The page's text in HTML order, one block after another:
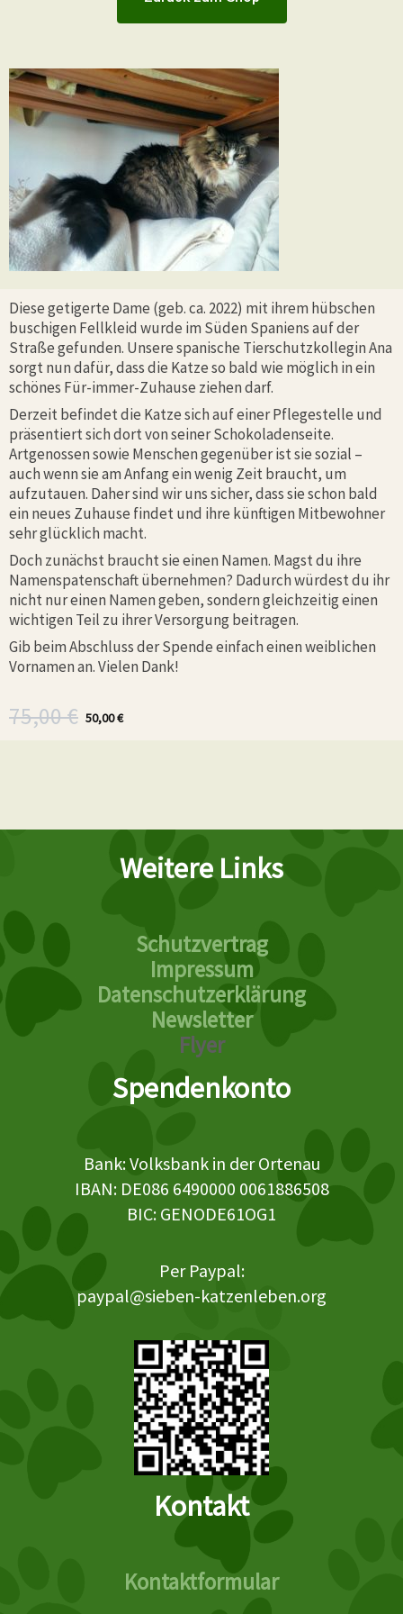
Diese getigerte Dame (geb. ca. 2022) mit ihrem hübschen
buschigen Fellkleid wurde im Süden Spaniens auf der
Straße gefunden. Unsere spanische Tierschutzkollegin Ana
sorgt nun dafür, dass die Katze so bald wie möglich in ein
schönes Für-immer-Zuhause ziehen darf.
Derzeit befindet die Katze sich auf einer Pflegestelle und
präsentiert sich dort von seiner Schokoladenseite.
Artgenossen sowie Menschen gegenüber ist sie sozial –
auch wenn sie am Anfang ein wenig Zeit braucht, um
aufzutauen. Daher sind wir uns sicher, dass sie schon bald
ein neues Zuhause findet und ihre künftigen Mitbewohner
sehr glücklich macht.
Doch zunächst braucht sie einen Namen. Magst du ihre
Namenspatenschaft übernehmen? Dadurch würdest du ihr
nicht nur einen Namen geben, sondern gleichzeitig einen
wichtigen Teil zu ihrer Versorgung beitragen.
Gib beim Abschluss der Spende einfach einen weiblichen
Vornamen an. Vielen Dank!
75,00€
Ursprünglicher
50,00€
Aktueller
Weitere Links
Schutzvertrag
Impressum
Datenschutzerklärung
Newsletter
Flyer
Spendenkonto
Bank: Volksbank in der Ortenau
IBAN: DE086 6490000 0061886508
BIC: GENODE61OG1
Per Paypal:
paypal@sieben-katzenleben.org
Kontakt
Kontaktformular